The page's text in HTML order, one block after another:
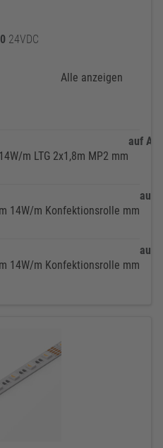
24VDC
Alle anzeigen
m LTG 2x1,8m MP2 mm
auf
14W/m Konfektionsrolle mm
auf
14W/m Konfektionsrolle mm
auf